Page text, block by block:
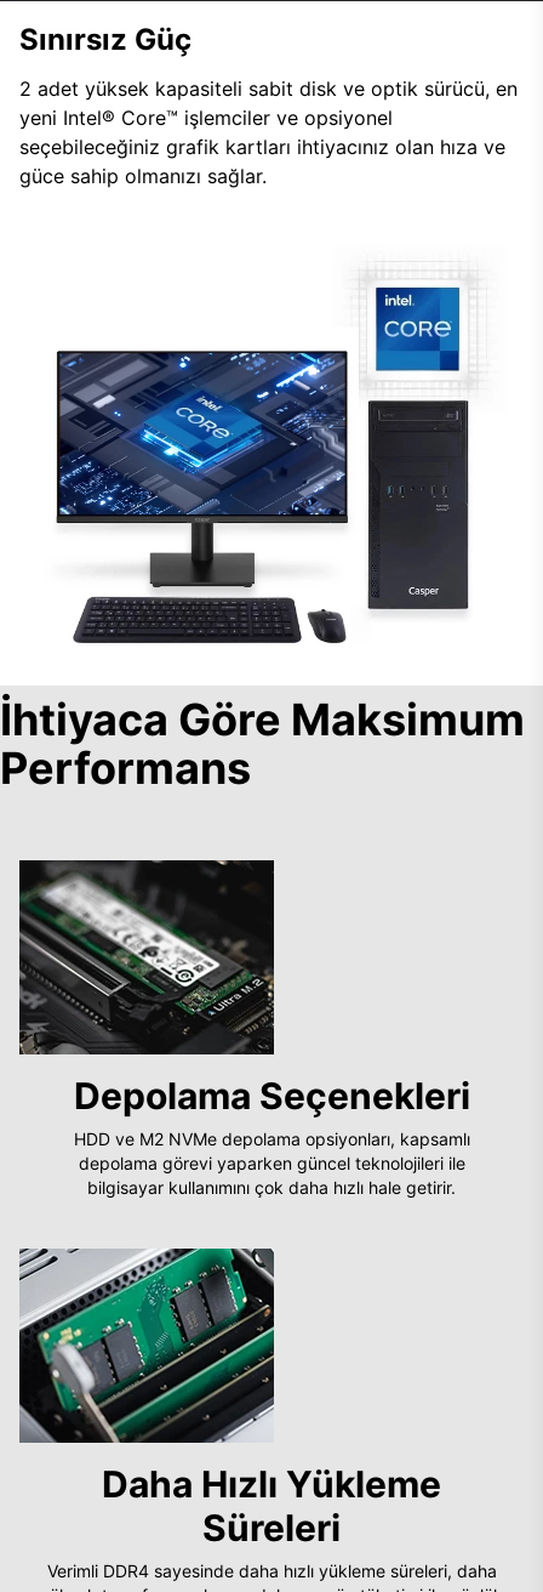
Sınırsız Güç
2 adet yüksek kapasiteli sabit disk ve optik sürücü, en
yeni Intel® Core™ işlemciler ve opsiyonel
seçebileceğiniz grafik kartları ihtiyacınız olan hıza ve
güce sahip olmanızı sağlar.
İhtiyaca Göre Maksimum
Performans
Depolama Seçenekleri
HDD ve M2 NVMe depolama opsiyonları, kapsamlı
depolama görevi yaparken güncel teknolojileri ile
bilgisayar kullanımını çok daha hızlı hale getirir.
Daha Hızlı Yükleme
Süreleri
Verimli DDR4 sayesinde daha hızlı yükleme süreleri, daha